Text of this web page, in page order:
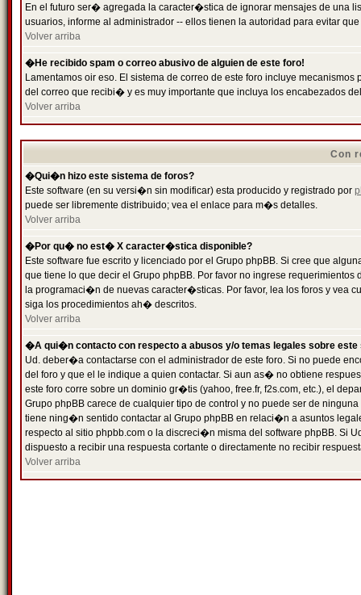
En el futuro ser� agregada la caracter�stica de ignorar mensajes de una
usuarios, informe al administrador -- ellos tienen la autoridad para evitar
Volver arriba
�He recibido spam o correo abusivo de alguien de este foro!
Lamentamos oir eso. El sistema de correo de este foro incluye
del correo que recibi� y es muy importante que incluya los encabezados
Volver arriba
Con
�Qui�n hizo este sistema de foros?
Este software (en su versi�n sin modificar) esta producido y registrado por
puede ser libremente distribuido; vea el enlace para m�s detalles.
Volver arriba
�Por qu� no est� X caracter�stica disponible?
Este software fue escrito y licenciado por el Grupo phpBB. Si cree que
que tiene lo que decir el Grupo phpBB. Por favor no ingrese
la programaci�n de nuevas caracter�sticas. Por favor, lea los foros y vea
siga los procedimientos ah� descritos.
Volver arriba
�A qui�n contacto con respecto a abusos y/o temas legales sobre este
Ud. deber�a contactarse con el administrador de este foro. Si no puede
del foro y que el le indique a quien contactar. Si aun as� no obtiene
este foro corre sobre un dominio gr�tis (yahoo, free.fr, f2s.com, etc.), el
Grupo phpBB carece de cualquier tipo de control y no puede ser de
tiene ning�n sentido contactar al Grupo phpBB en relaci�n a asuntos
respecto al sitio phpbb.com o la discreci�n misma del software phpBB. Si
dispuesto a recibir una respuesta cortante o directamente no recibir
Volver arriba